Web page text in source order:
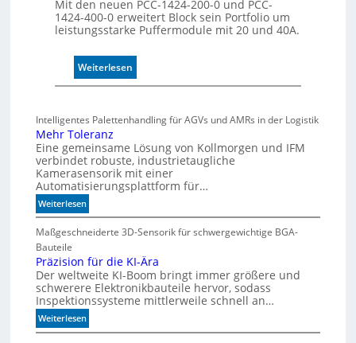
l
e
Mit den neuen PCC-1424-200-0 und PCC-
1424-400-0 erweitert Block sein Portfolio um
leistungsstarke Puffermodule mit 20 und 40A.
Weiterlesen
P
f
e
m
o
u
l
m
i
t
2
Intelligentes Palettenhandling für AGVs und AMRs in der Logistik
Mehr Toleranz
Eine gemeinsame Lösung von Kollmorgen und IFM
verbindet robuste, industrietaugliche
Kamerasensorik mit einer
Automatisierungsplattform für…
Weiterlesen:
M
e
r
T
o
l
e
r
Maßgeschneiderte 3D-Sensorik für schwergewichtige BGA-
Bauteile
Präzision für die KI-Ära
Der weltweite KI-Boom bringt immer größere und
schwerere Elektronikbauteile hervor, sodass
Inspektionssysteme mittlerweile schnell an…
Weiterlesen:
P